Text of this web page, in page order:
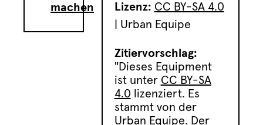
machen
Lizenz: CC BY-SA 4.0
| Urban Equipe
Zitiervorschlag:
"Dieses Equipment
ist unter CC BY-SA
4.0 lizenziert. Es
stammt von der
Urban Equipe. Der